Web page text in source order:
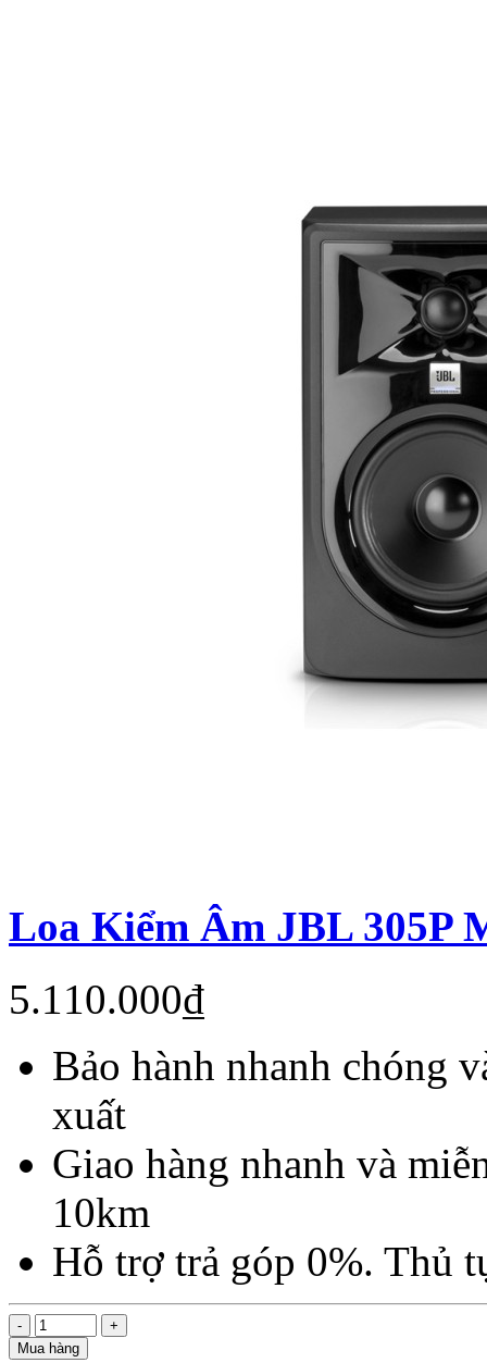
Loa Kiểm Âm JBL 305P
5.110.000₫
Bảo hành nhanh chóng
xuất
Giao hàng nhanh và
10km
Hỗ trợ trả góp 0%. Thủ
Mua hàng